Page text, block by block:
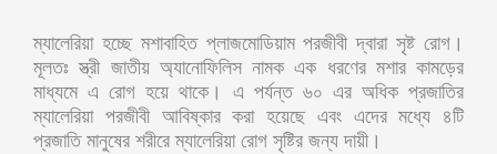
ম্যালেরিয়া হচ্ছে মশাবাহিত প্লাজমোডিয়াম পরজীবী দ্বারা সৃষ্ট রোগ।
মূলতঃ স্ত্রী জাতীয় অ্যানোফিলিস নামক এক ধরণের মশার কামড়ের
মাধ্যমে এ রোগ হয়ে থাকে। এ পর্যন্ত ৬০ এর অধিক প্রজাতির
ম্যালেরিয়া পরজীবী আবিষ্কার করা হয়েছে এবং এদের মধ্যে ৪টি
প্রজাতি মানুষের শরীরে ম্যালেরিয়া রোগ সৃষ্টির জন্য দায়ী।